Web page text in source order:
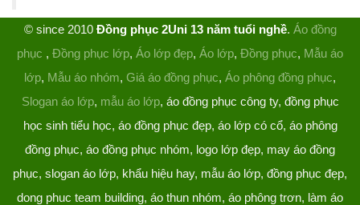
© since 2010 Đồng phục 2Uni 13 năm tuổi nghề. Áo đồng
phục , Đồng phục lớp, Áo lớp đẹp, Áo lớp, Đồng phục, Mẫu áo
lớp, Mẫu áo nhóm, Giá áo đồng phục, Áo phông đồng phục,
Slogan áo lớp, mẫu áo lớp, áo đồng phục công ty, đồng phục
học sinh tiểu học, áo đồng phục đẹp, áo lớp có cổ, áo phông
đồng phục, áo đồng phục nhóm, logo lớp đẹp, may áo đồng
phục, slogan áo lớp, khẩu hiệu hay, mẫu áo lớp, đồng phục đẹp,
dong phuc team building, áo thun nhóm, áo phông trơn, làm áo